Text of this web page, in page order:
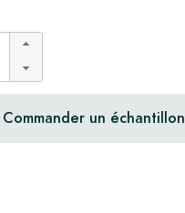
Commander un échantillon